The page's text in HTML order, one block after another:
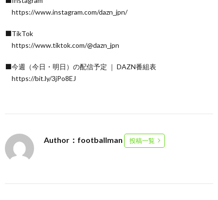
https://www.instagram.com/dazn_jpn/
⬛TikTok
https://www.tiktok.com/@dazn_jpn
⬛今週（今日・明日）の配信予定 ｜ DAZN番組表
https://bit.ly/3jPo8EJ
Author：footballman 投稿一覧